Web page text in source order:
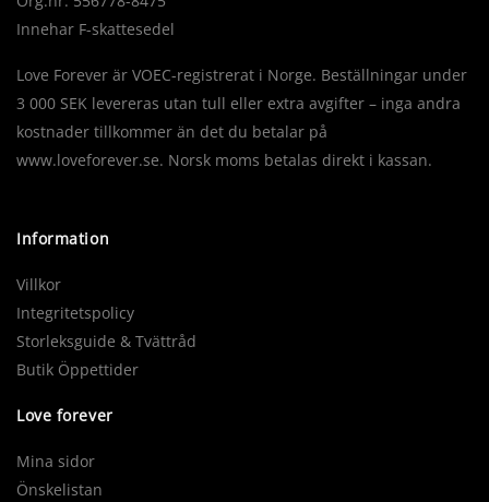
Innehar F-skattesedel
Love Forever är VOEC-registrerat i Norge. Beställningar under
3 000 SEK levereras utan tull eller extra avgifter – inga andra
kostnader tillkommer än det du betalar på
www.loveforever.se. Norsk moms betalas direkt i kassan.
Information
Villkor
Integritetspolicy
Storleksguide & Tvättråd
Butik Öppettider
Love forever
Mina sidor
Önskelistan